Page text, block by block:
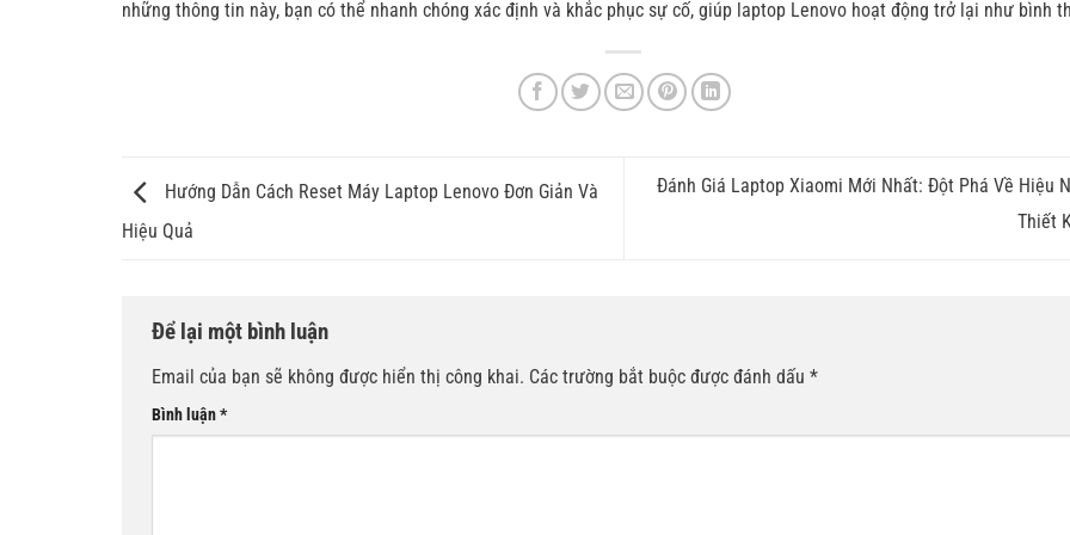
những thông tin này, bạn có thể nhanh chóng xác định và khắc phục sự cố, giúp laptop Lenovo hoạt động trở lại như bình
Hướng Dẫn Cách Reset Máy Laptop Lenovo Đơn Giản Và
Hiệu Quả
Đánh Giá Laptop Xiaomi Mới Nhất: Đột Phá Về Hiệu
Thiết
Để lại một bình luận
Email của bạn sẽ không được hiển thị công khai. Các trường bắt buộc được đánh dấu *
Bình luận*